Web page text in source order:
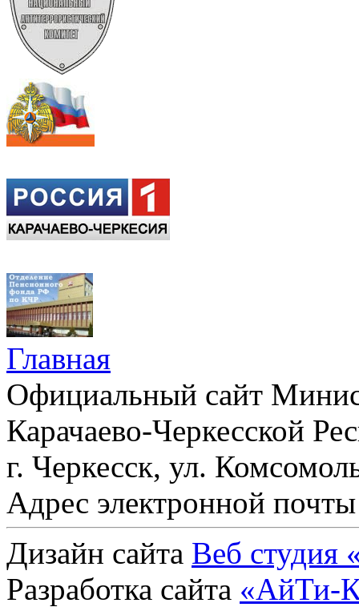
Главная
Официальный сайт
Карачаево-Черкесской
г. Черкесск, ул.
Адрес электронной
Дизайн сайта Веб студия
Разработка сайта «АйТи-